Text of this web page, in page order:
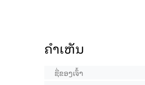
ຄໍາເຫັນ